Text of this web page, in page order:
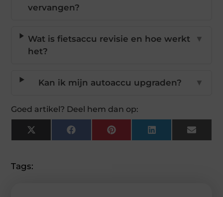
vervangen?
Wat is fietsaccu revisie en hoe werkt
het?
▼
Kan ik mijn autoaccu upgraden? ▼
Goed artikel? Deel hem dan op:
X
(Twitter)
FacebookPinterestLinkedInEmail
Tags: